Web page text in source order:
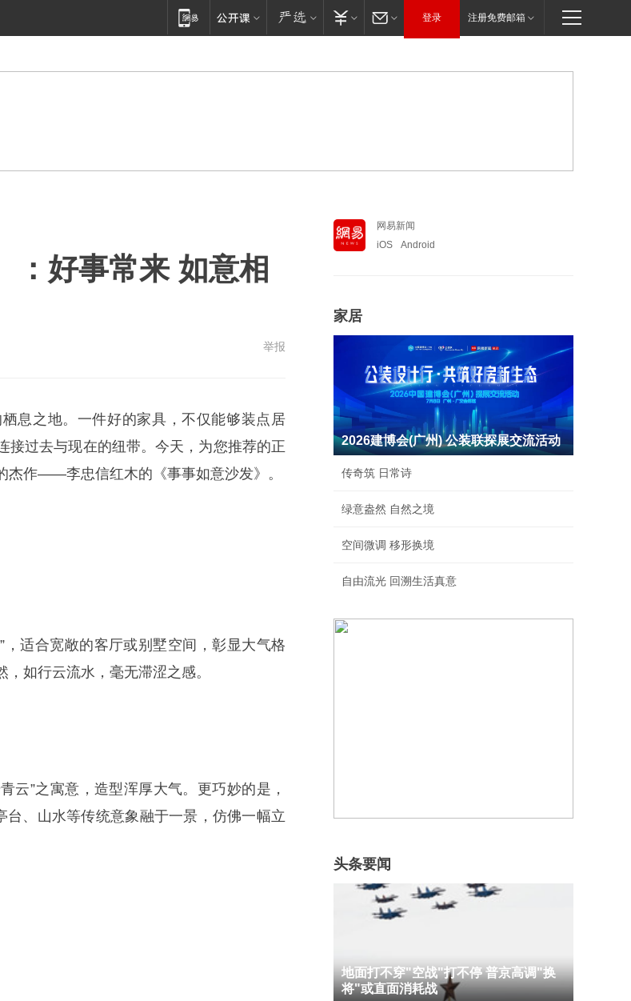
登录 注册免费邮箱
：好事常来 如意相
举报
息之地。一件好的家具，不仅能够装点居
接过去与现在的纽带。今天，为您推荐的正
杰作——李忠信红木的《事事如意沙发》。
，适合宽敞的客厅或别墅空间，彰显大气格
如行云流水，毫无滞涩之感。
云”之寓意，造型浑厚大气。更巧妙的是，
台、山水等传统意象融于一景，仿佛一幅立
网易新闻
iOS
Android
家居
2026建博会(广州) 公装联探展交流活动
传奇筑 日常诗
绿意盎然 自然之境
空间微调 移形换境
自由流光 回溯生活真意
头条要闻
地面打不穿"空战"打不停 普京高调"换
将"或直面消耗战